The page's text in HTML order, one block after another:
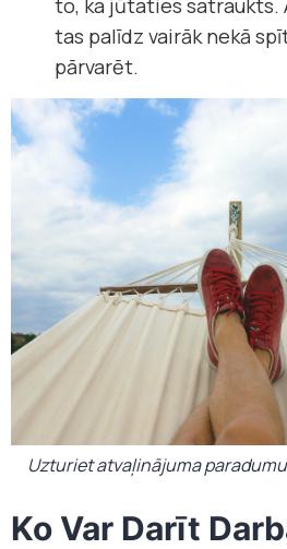
to, ka jūtaties satraukts.
tas palīdz vairāk nekā
pārvarēt.
Uzturiet atvaļinājuma
Ko Var Darīt